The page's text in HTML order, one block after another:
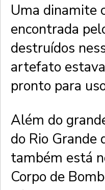
Uma dinamite
encontrada
destruídos
artefato
pronto para
Além do
do Rio Grande
também está
Corpo de